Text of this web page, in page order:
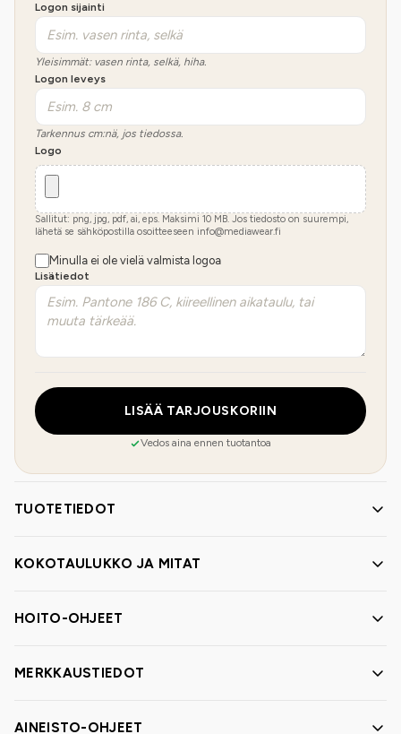
Logon sijainti
Yleisimmät: vasen rinta, selkä, hiha.
Logon leveys
Tarkennus cm:nä, jos tiedossa.
Logo
Sallitut: png, jpg, pdf, ai, eps. Maksimi 10 MB. Jos tiedosto on suurempi,
lähetä se sähköpostilla osoitteeseen info@mediawear.fi
Minulla ei ole vielä valmista logoa
Lisätiedot
LISÄÄ TARJOUSKORIIN
Vedos aina ennen tuotantoa
TUOTETIEDOT
KOKOTAULUKKO JA MITAT
HOITO-OHJEET
MERKKAUSTIEDOT
AINEISTO-OHJEET